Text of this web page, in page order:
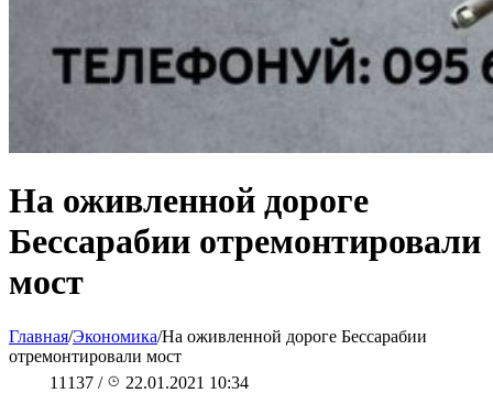
На оживленной дороге
Бессарабии отремонтировали
мост
Главная/Экономика/На оживленной дороге Бессарабии
отремонтировали мост
11137 / 22.01.2021 10:34